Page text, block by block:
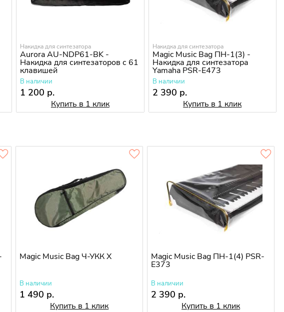
Накидка для синтезатора
Aurora AU-NDP61-BK -
Накидка для синтезаторов с 61
клавишей
В наличии
1 200 р.
Купить в 1 клик
Накидка для синтезатора
Magic Music Bag ПН-1(3) -
Накидка для синтезатора
Yamaha PSR-E473
В наличии
2 390 р.
Купить в 1 клик
Magic Music Bag Ч-УКК Х
В наличии
1 490 р.
Купить в 1 клик
Magic Music Bag ПН-1(4) PSR-
E373
В наличии
2 390 р.
Купить в 1 клик